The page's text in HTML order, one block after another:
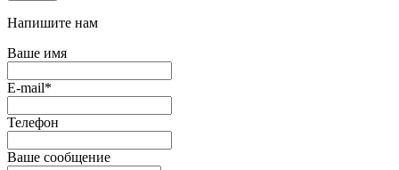
Напишите нам
Ваше имя
E-mail*
Телефон
Ваше сообщение